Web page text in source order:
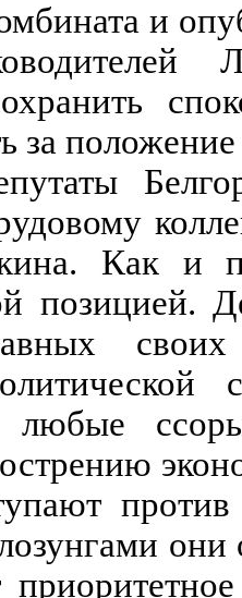
и
за
Как и
позицией.
своих
любые